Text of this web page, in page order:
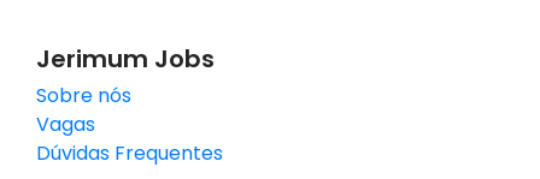
Jerimum Jobs
Sobre nós
Vagas
Dúvidas Frequentes